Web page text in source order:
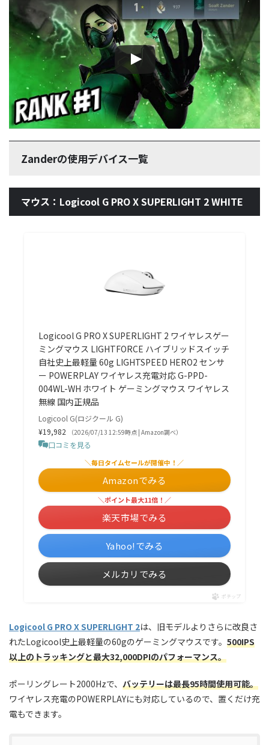
この動画を YouTube で視聴
Zanderの使用デバイス一覧
マウス：Logicool G PRO X SUPERLIGHT 2 WHITE
Logicool G PRO X SUPERLIGHT 2 ワイヤレスゲー
ミングマウス LIGHTFORCE ハイブリッドスイッチ
自社史上最軽量 60g LIGHTSPEED HERO2 センサ
ー POWERPLAY ワイヤレス充電対応 G-PPD-
004WL-WH ホワイト ゲーミングマウス ワイヤレス
無線 国内正規品
Logicool G(ロジクール G)
¥19,982
（2026/07/13 12:59時点 | Amazon調べ）
口コミを見る
＼毎日タイムセールが開催中！／
Amazonでみる
＼ポイント最大11倍！／
楽天市場でみる
Yahoo!でみる
メルカリでみる
ポチップ
Logicool G PRO X SUPERLIGHT 2は、旧モデルよりさらに改良さ
れたLogicool史上最軽量の60gのゲーミングマウスです。 500IPS
以上のトラッキングと最大32,000DPIのパフォーマンス。
ポーリングレート2000Hzで、 バッテリーは最長95時間使用可能。
ワイヤレス充電のPOWERPLAYにも対応しているので、置くだけ充
電もできます。